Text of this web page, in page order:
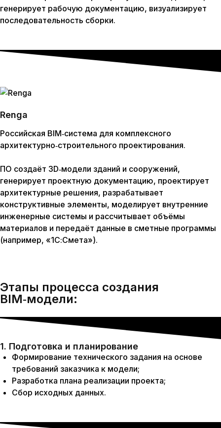
генерирует рабочую документацию, визуализирует
последовательность сборки.
Renga
Российская BIM‑система для комплексного
архитектурно‑строительного проектирования.
ПО создаёт 3D‑модели зданий и сооружений,
генерирует проектную документацию, проектирует
архитектурные решения, разрабатывает
конструктивные элементы, моделирует внутренние
инженерные системы и рассчитывает объёмы
материалов и передаёт данные в сметные программы
(например, «1С:Смета»).
Этапы процесса создания
BIM‑модели:
1. Подготовка и планирование
Формирование технического задания на основе
требований заказчика к модели;
Разработка плана реализации проекта;
Сбор исходных данных.